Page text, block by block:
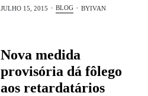
JULHO 15, 2015 BLOG BYIVAN
Nova medida
provisória dá fôlego
aos retardatários